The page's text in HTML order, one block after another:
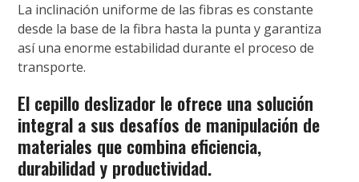
La inclinación uniforme de las fibras es constante
desde la base de la fibra hasta la punta y garantiza
así una enorme estabilidad durante el proceso de
transporte.
El cepillo deslizador le ofrece una solución
integral a sus desafíos de manipulación de
materiales que combina eficiencia,
durabilidad y productividad.